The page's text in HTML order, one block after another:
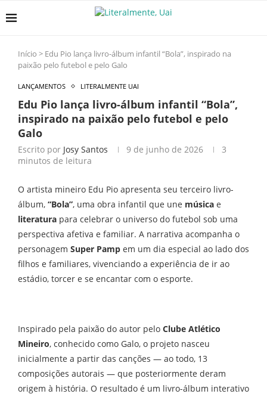
Início > Edu Pio lança livro-álbum infantil “Bola”, inspirado na
paixão pelo futebol e pelo Galo
LANÇAMENTOS LITERALMENTE UAI
Edu Pio lança livro-álbum infantil “Bola”,
inspirado na paixão pelo futebol e pelo
Galo
Escrito por Josy Santos 9 de junho de 2026
3
minutos de leitura
O artista mineiro Edu Pio apresenta seu terceiro livro-
álbum, “Bola”, uma obra infantil que une música e
literatura para celebrar o universo do futebol sob uma
perspectiva afetiva e familiar. A narrativa acompanha o
personagem Super Pamp em um dia especial ao lado dos
filhos e familiares, vivenciando a experiência de ir ao
estádio, torcer e se encantar com o esporte.
Inspirado pela paixão do autor pelo Clube Atlético
Mineiro, conhecido como Galo, o projeto nasceu
inicialmente a partir das canções — ao todo, 13
composições autorais — que posteriormente deram
origem à história. O resultado é um livro-álbum interativo